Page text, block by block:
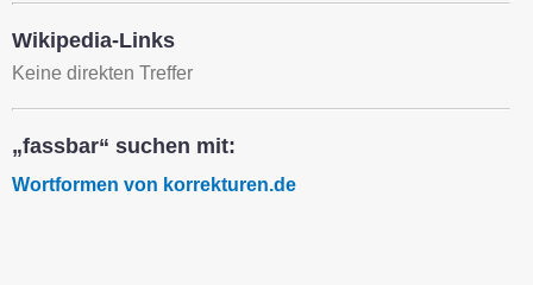
Wikipedia-Links
Keine direkten Treffer
„fassbar“ suchen mit:
Wortformen von korrekturen.de